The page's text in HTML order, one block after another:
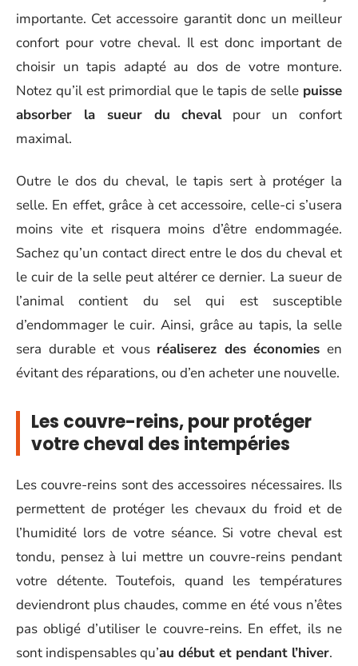
importante. Cet accessoire garantit donc un meilleur
confort pour votre cheval. Il est donc important de
choisir un tapis adapté au dos de votre monture.
Notez qu’il est primordial que le tapis de selle puisse
absorber la sueur du chevalpour un confort
maximal.
Outre le dos du cheval, le tapis sert à protéger la
selle. En effet, grâce à cet accessoire, celle-ci s’usera
moins vite et risquera moins d’être endommagée.
Sachez qu’un contact direct entre le dos du cheval et
le cuir de la selle peut altérer ce dernier. La sueur de
l’animal contient du sel qui est susceptible
d’endommager le cuir. Ainsi, grâce au tapis, la selle
sera durable et vous réaliserez des économies en
évitant des réparations, ou d’en acheter une nouvelle.
Les couvre-reins, pour protéger
votre cheval des intempéries
Les couvre-reins sont des accessoires nécessaires. Ils
permettent de protéger les chevaux du froid et de
l’humidité lors de votre séance. Si votre cheval est
tondu, pensez à lui mettre un couvre-reins pendant
votre détente. Toutefois, quand les températures
deviendront plus chaudes, comme en été vous n’êtes
pas obligé d’utiliser le couvre-reins. En effet, ils ne
sont indispensables qu’au début et pendant l’hiver.